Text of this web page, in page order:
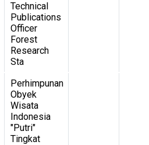
Technical
Publications
Officer
Forest
Research
Sta
Perhimpunan
Obyek
Wisata
Indonesia
"Putri"
Tingkat